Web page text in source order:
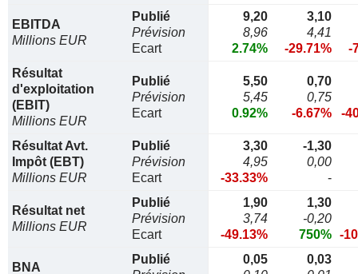
EBITDA
Millions EUR
Publié
Prévision
Ecart
9,20
8,96
2.74%
3,10
4,41
-29.71%
-
Résultat
d'exploitation
(EBIT)
Millions EUR
Publié
Prévision
Ecart
5,50
5,45
0.92%
0,70
0,75
-6.67%
-
Résultat Avt.
Impôt (EBT)
Millions EUR
Publié
Prévision
Ecart
3,30
4,95
-33.33%
-1,30
0,00
-
Résultat net
Millions EUR
Publié
Prévision
Ecart
1,90
3,74
-49.13%
1,30
-0,20
750% -
BNA
Publié
0,05
0,03